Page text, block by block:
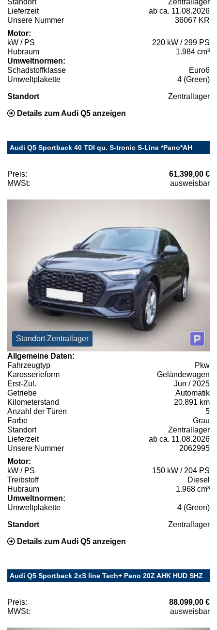
Lieferzeit
ab ca. 11.08.2026
Unsere Nummer
36067 KR
Motor:
kW / PS
220 kW / 299 PS
Hubraum
1.984 cm³
Umweltnormen:
Schadstoffklasse
Euro6
Umweltplakette
4 (Green)
Standort Zentrallager
Details zum Audi Q5 anzeigen
Audi Q5 Sportback 40 TDI qu. S-tronic S-Line *Pano*AH
Preis:
61.399,00 €
MWSt:
ausweisbar
Standort Zentrallager
Allgemeine Daten:
Fahrzeugtyp
Pkw
Karosserieform
Geländewagen
Erst-Zul.
Jun / 2025
Getriebe
Automatik
Kilometerstand
20.891 km
Anzahl der Türen
5
Farbe
Grau
Standort
Zentrallager
Lieferzeit
ab ca. 11.08.2026
Unsere Nummer
2062995
Motor:
kW / PS
150 kW / 204 PS
Treibstoff
Diesel
Hubraum
1.968 cm³
Umweltnormen:
Umweltplakette
4 (Green)
Standort Zentrallager
Details zum Audi Q5 anzeigen
Audi Q5 Sportback 2xS line Tech+ Pano 20Z AHK HUD SHZ
Preis:
88.099,00 €
MWSt:
ausweisbar